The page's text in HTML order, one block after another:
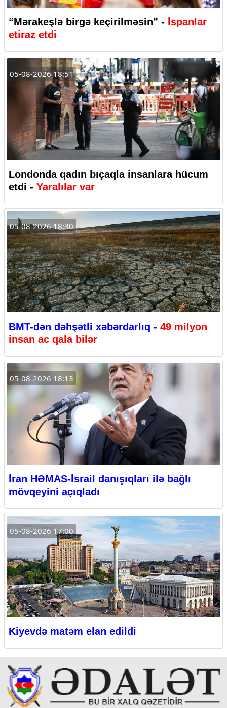
“Mərakeşlə birgə keçirilməsin” - İspanlar
etiraz etdi
05-08-2026 18:51
Londonda qadın bıçaqla insanlara hücum
etdi - Yaralılar var
05-08-2026 18:30
BMT-dən dəhşətli xəbərdarlıq - 49 milyon
insan ac qala bilər
05-08-2026 18:13
İran HƏMAS-İsrail danışıqları ilə bağlı
mövqeyini açıqladı
05-08-2026 17:00
Kiyevdə matəm elan edildi